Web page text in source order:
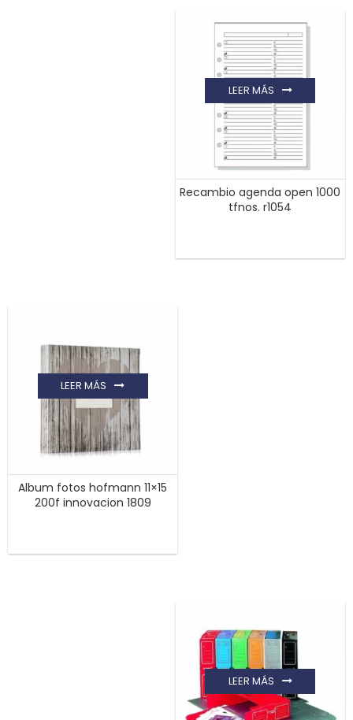
Recambio agenda open 1000
tfnos. r1054
LEER MÁS
Album fotos hofmann 11×15
200f innovacion 1809
LEER MÁS
LEER MÁS